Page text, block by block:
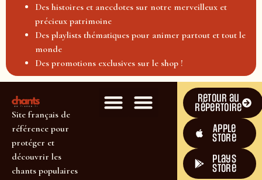
Des histoires et anecdotes sur notre merveilleux et
précieux patrimoine
Des playlists thématiques pour animer partout et tout le
monde
Des promotions exclusives sur le shop !
Site français de
référence pour
protéger et
découvrir les
chants populaires
Retour au
répertoire
Apple
Store
plays
store